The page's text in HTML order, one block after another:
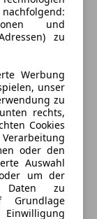
und
zu
Werbung
unser
zu
rechts,
Cookies
oder den
Auswahl
um der
Daten zu
Grundlage